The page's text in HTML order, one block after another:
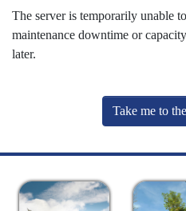
The server is temporarily unable
maintenance downtime or
later.
Take me to